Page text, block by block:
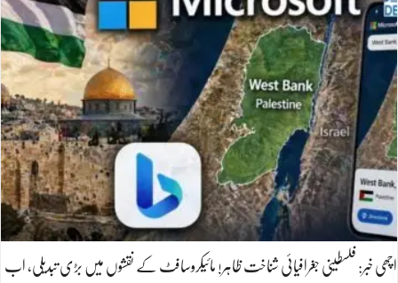
اچھی خبر: فلسطینی جغرافیائی شناخت ظاہر! مائیکروسافٹ کے نقشوں میں بڑی تبدیلی، اب